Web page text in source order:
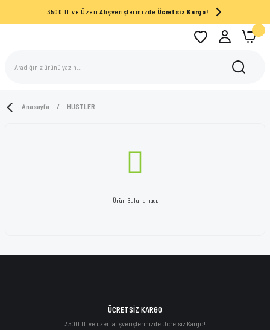
3500 TL ve Üzeri Alışverişlerinizde Ücretsiz Kargo!
Anasayfa HUSTLER
Ürün Bulunamadı.
ÜCRETSİZ KARGO
3500 TL ve üzeri alışverişlerinizde Ücretsiz Kargo!